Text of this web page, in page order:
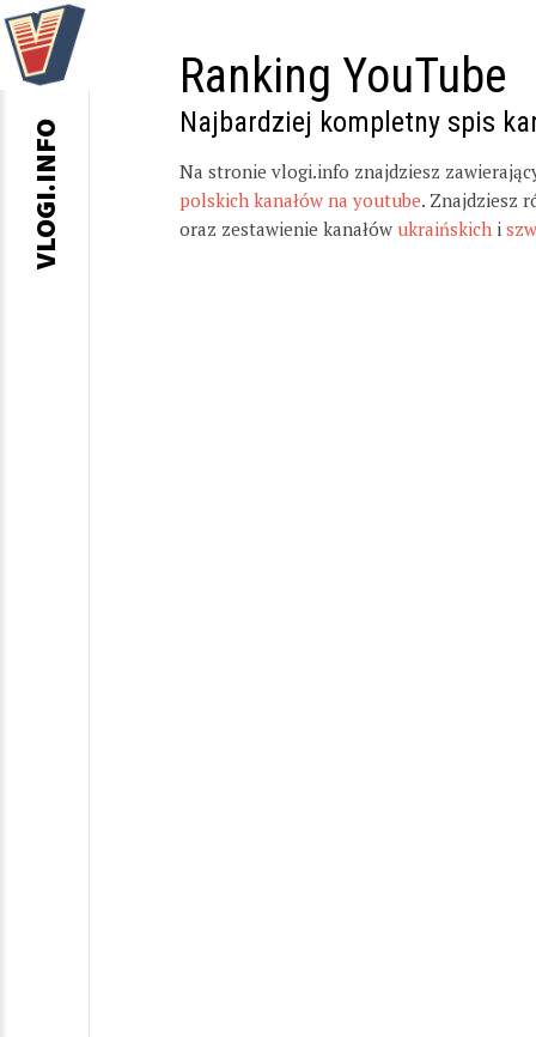
Ranking YouTube
Najbardziej kompletny spis
Na stronie vlogi.info znajdziesz
polskich kanałów na youtube. Znajdziesz
oraz zestawienie kanałów ukraińskich i
VLOGI.INFO